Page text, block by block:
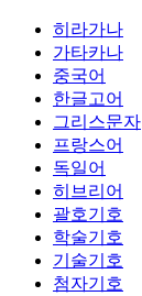
히라가나
가타카나
중국어
한글고어
그리스문자
프랑스어
독일어
히브리어
괄호기호
학술기호
기술기호
첨자기호